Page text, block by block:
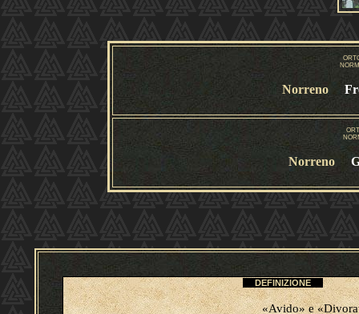
Norreno
Norreno
DEFINIZIONE
«Avido» e